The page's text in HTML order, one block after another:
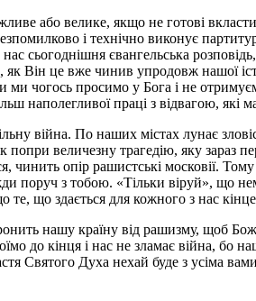
або велике, якщо не готові
і технічно виконує
сьогоднішня євангельська
Він це вже чинив упродовж нашої
чогось просимо у Бога і не
праці з відвагою, які
війна. По наших містах лунає
попри величезну трагедію, яку зараз
опір рашистські московії.
поруч з тобою. «Тільки віруй», що
що здається для кожного з нас
нашу країну від рашизму, щоб
до кінця і нас не зламає війна, бо
Святого Духа нехай буде з усіма